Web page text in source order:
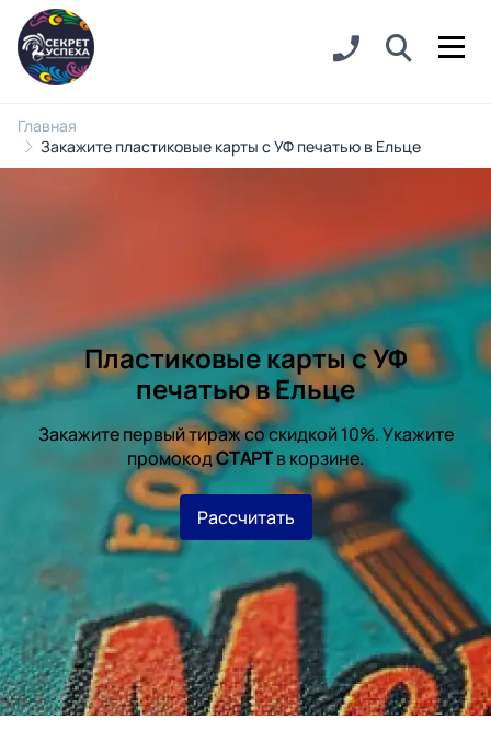
Главная
Закажите пластиковые карты с УФ печатью в Ельце
Пластиковые карты с УФ
печатью в Ельце
Закажите первый тираж со скидкой 10%. Укажите
промокодСТАРТв корзине.
Рассчитать